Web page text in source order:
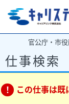
官公庁・市
仕事検索
この仕事は既